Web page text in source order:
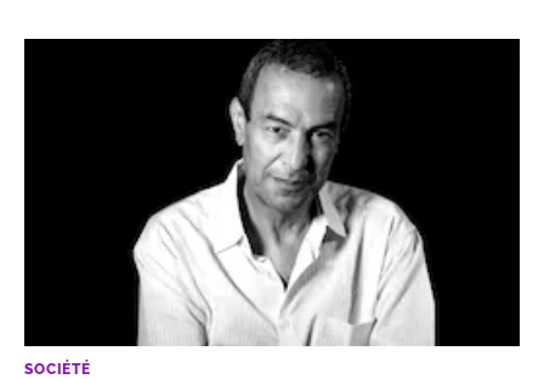
SOCIÉTÉ